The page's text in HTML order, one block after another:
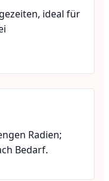
ideal für
Radien;
Bedarf.